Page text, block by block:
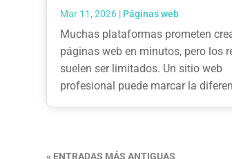
Mar 11, 2026 | Páginas web
Muchas plataformas prometen
páginas web en minutos, pero los
suelen ser limitados. Un sitio web
profesional puede marcar la
« ENTRADAS MÁS ANTIGUAS